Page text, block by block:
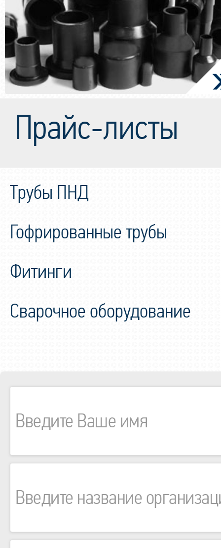
Прайс-листы
Трубы ПНД
Гофрированные трубы
Фитинги
Сварочное оборудование